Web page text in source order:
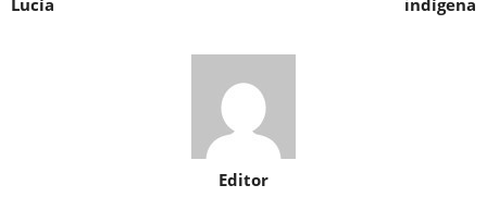
Lucía
indígena
Editor